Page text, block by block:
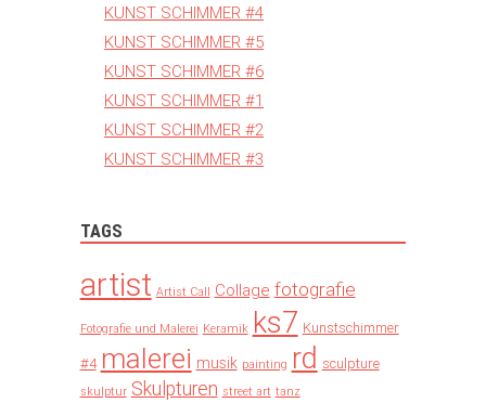
KUNST SCHIMMER #4
KUNST SCHIMMER #5
KUNST SCHIMMER #6
KUNST SCHIMMER #1
KUNST SCHIMMER #2
KUNST SCHIMMER #3
TAGS
artist Artist Call Collage fotografie
Fotografie und Malerei Keramik ks7 Kunstschimmer
#4 malerei musik painting rd sculpture
skulptur Skulpturen street art tanz